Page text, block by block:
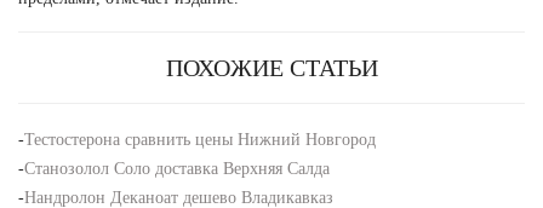
ПОХОЖИЕ СТАТЬИ
-Тестостерона сравнить цены Нижний Новгород
-Станозолол Соло доставка Верхняя Салда
-Нандролон Деканоат дешево Владикавказ